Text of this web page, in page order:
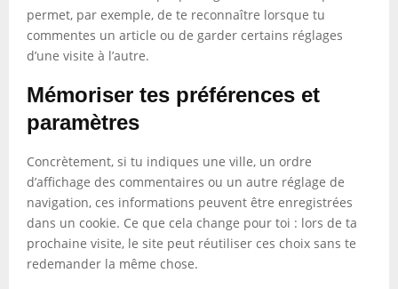
permet, par exemple, de te reconnaître lorsque tu
commentes un article ou de garder certains réglages
d’une visite à l’autre.
Mémoriser tes préférences et
paramètres
Concrètement, si tu indiques une ville, un ordre
d’affichage des commentaires ou un autre réglage de
navigation, ces informations peuvent être enregistrées
dans un cookie. Ce que cela change pour toi : lors de ta
prochaine visite, le site peut réutiliser ces choix sans te
redemander la même chose.